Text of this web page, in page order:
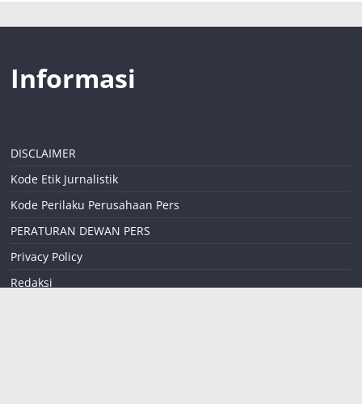
Informasi
DISCLAIMER
Kode Etik Jurnalistik
Kode Perilaku Perusahaan Pers
PERATURAN DEWAN PERS
Privacy Policy
Redaksi